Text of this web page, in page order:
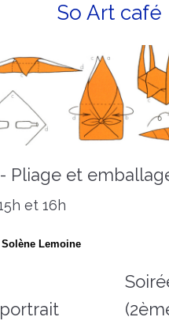
So Art café
Pliage et
et 16h
Lemoine